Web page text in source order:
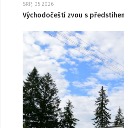
SRP, 05 2026
Východočeští zvou s